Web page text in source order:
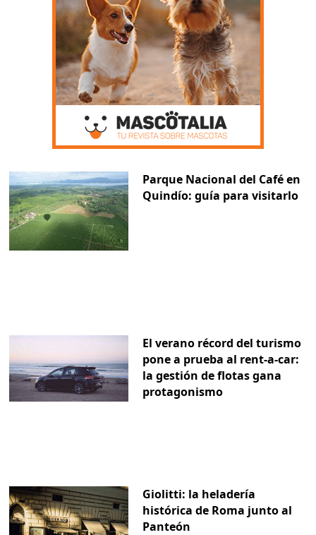
Parque Nacional del Café en
Quindío: guía para visitarlo
El verano récord del turismo
pone a prueba al rent-a-car:
la gestión de flotas gana
protagonismo
Giolitti: la heladería
histórica de Roma junto al
Panteón